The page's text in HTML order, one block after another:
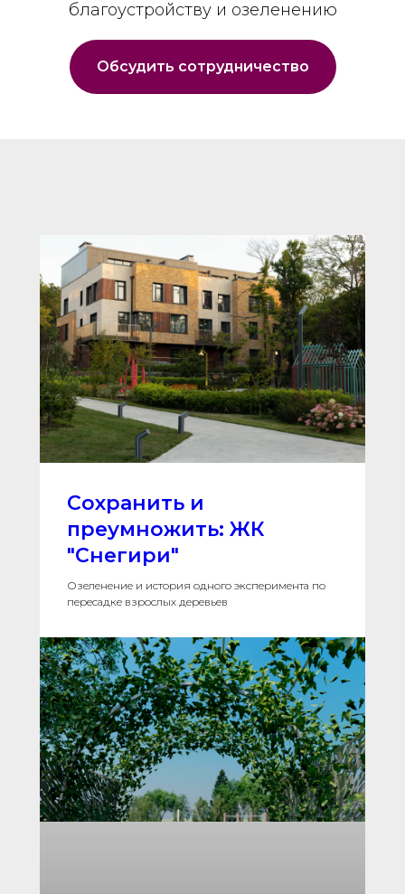
благоустройству и озеленению
Обсудить сотрудничество
Сохранить и
преумножить: ЖК
"Снегири"
Озеленение и история одного эксперимента по
пересадке взрослых деревьев